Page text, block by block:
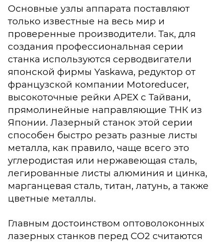
Основные узлы аппарата поставляют
только известные на весь мир и
проверенные производители. Так, для
создания профессиональная серии
станка используются серводвигатели
японской фирмы Yaskawа, редуктор от
французской компании Motoreducer,
высокоточные рейки АРЕХ с Тайвани,
прямолинейные направляющие ТНК из
Японии. Лазерный станок этой серии
способен быстро резать разные листы
металла, как правило, чаще всего это
углеродистая или нержавеющая сталь,
легированные листы алюминия и цинка,
марганцевая сталь, титан, латунь, а также
цветные металлы.
Главным достоинством оптоволоконных
лазерных станков перед СО2 считаются